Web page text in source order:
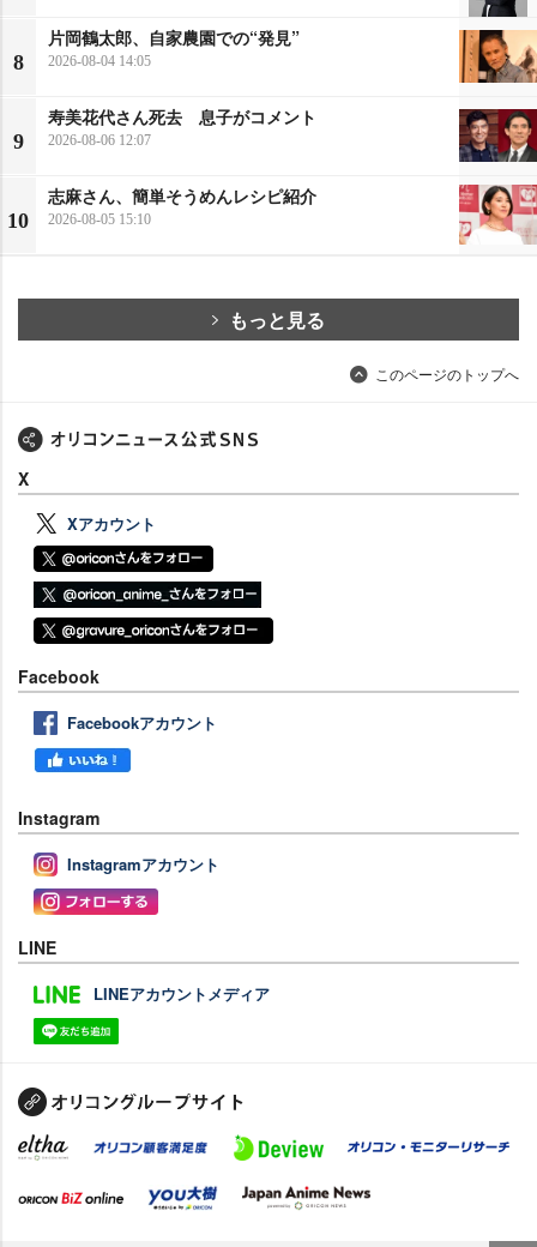
8
片岡鶴太郎、自家農園での“発見”
2026-08-04 14:05
9
寿美花代さん死去 息子がコメント
2026-08-06 12:07
10
志麻さん、簡単そうめんレシピ紹介
2026-08-05 15:10
もっと見る
このページのトップへ
X
Xアカウント
Facebook
Facebookアカウント
Instagram
Instagramアカウント
LINE
LINEアカウントメディア